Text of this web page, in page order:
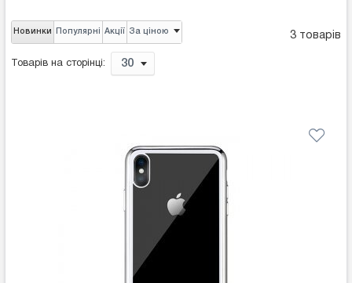
3 товарів
Новинки Популярні Акції За ціною
Товарів на сторінці: 30